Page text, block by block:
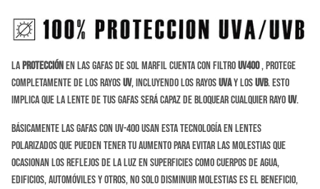
Laprotecciónen las gafas de sol Marfil cuenta con filtroUV400, protege
completamente de los rayosUV, incluyendo los rayosUVAy losUVB. Esto
implica que la lente de tus gafas será capaz de bloquear cualquier rayoUV.
Básicamente las gafas con UV-400 usan esta tecnología en lentes
polarizados que pueden tener tu aumento para evitar las molestias que
ocasionan los reflejos de la luz en superficies como cuerpos de agua,
edificios, automóviles y otros, no solo disminuir molestias es el beneficio,